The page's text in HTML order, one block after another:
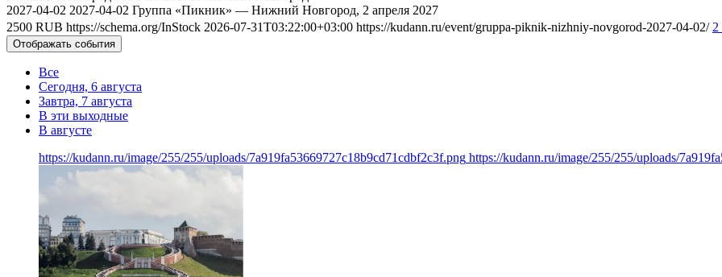
2027-04-02 2027-04-02 Группа «Пикник» — Нижний Новгород, 2 апреля 2027
2500 RUB https://schema.org/InStock 2026-07-31T03:22:00+03:00 https://kudann.ru/event/gruppa-piknik-nizhniy-novgorod-2027-04-02/ 2
Отображать события
Все
Сегодня, 6 августа
Завтра, 7 августа
В эти выходные
В августе
https://kudann.ru/image/255/255/uploads/7a919fa53669727c18b9cd71cdbf2c3f.png https://kudann.ru/image/255/255/uploads/